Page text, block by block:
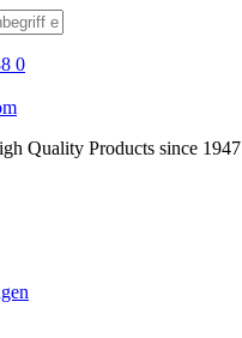
0
Quality Products since 1947